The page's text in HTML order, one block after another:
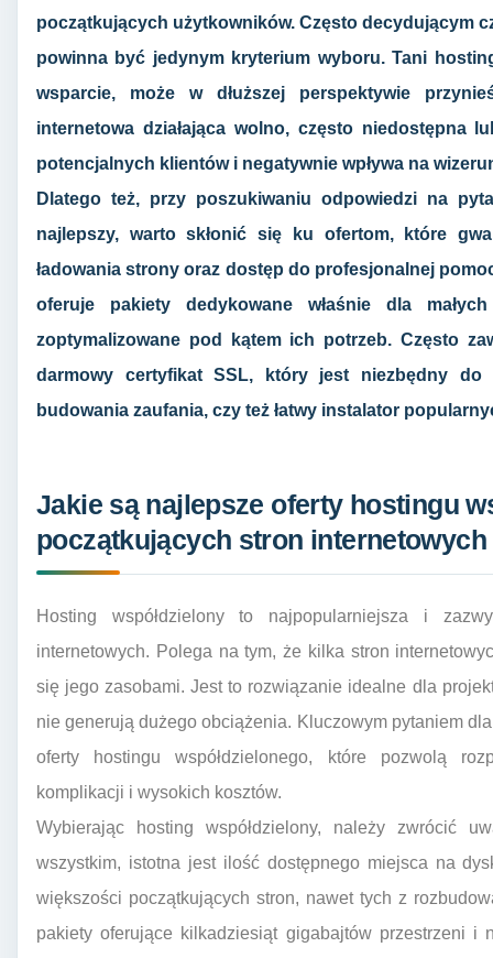
początkujących użytkowników. Często decydującym
powinna być jedynym kryterium wyboru. Tani
wsparcie, może w dłuższej perspektywie
internetowa działająca wolno, często niedostępna
potencjalnych klientów i negatywnie wpływa na
Dlatego też, przy poszukiwaniu odpowiedzi na
najlepszy, warto skłonić się ku ofertom, które
ładowania strony oraz dostęp do profesjonalnej
oferuje pakiety dedykowane właśnie dla
zoptymalizowane pod kątem ich potrzeb. Często
darmowy certyfikat SSL, który jest niezbędny do
budowania zaufania, czy też łatwy instalator
Jakie są najlepsze oferty hostingu
początkujących stron internetowych
Hosting współdzielony to najpopularniejsza i
internetowych. Polega na tym, że kilka stron
się jego zasobami. Jest to rozwiązanie idealne dla
nie generują dużego obciążenia. Kluczowym pytaniem
oferty hostingu współdzielonego, które pozwolą
komplikacji i wysokich kosztów.
Wybierając hosting współdzielony, należy zwrócić
wszystkim, istotna jest ilość dostępnego miejsca na
większości początkujących stron, nawet tych z
pakiety oferujące kilkadziesiąt gigabajtów przestrzeni i